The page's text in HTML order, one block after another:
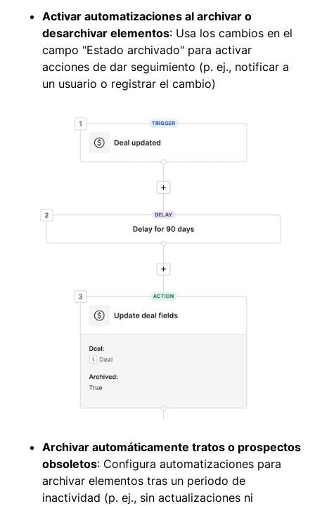
Activar automatizaciones al archivar o
desarchivar elementos: Usa los cambios en el
campo "Estado archivado" para activar
acciones de dar seguimiento (p. ej., notificar a
un usuario o registrar el cambio)
Archivar automáticamente tratos o prospectos
obsoletos: Configura automatizaciones para
archivar elementos tras un periodo de
inactividad (p. ej., sin actualizaciones ni